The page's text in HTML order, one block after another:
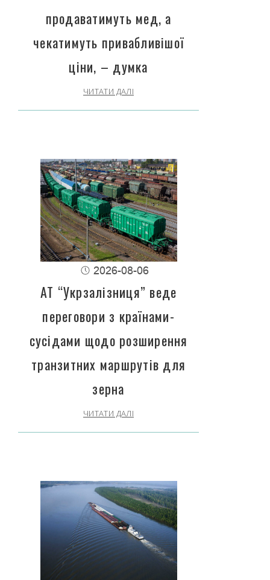
продаватимуть мед, а
чекатимуть привабливішої
ціни, – думка
ЧИТАТИ ДАЛІ
2026-08-06
АТ “Укрзалізниця” веде
переговори з країнами-
сусідами щодо розширення
транзитних маршрутів для
зерна
ЧИТАТИ ДАЛІ